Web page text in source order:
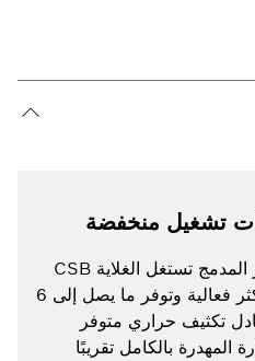
تشغيل منخفضة
بفضل السخان الأولي الموفر المدمج تستغل الغلاية CSB
الطاقة المستخدمة بصورة أكثر فعالية وتوفر ما يصل إلى 6
تكثيف حراري متوفر
المهدرة بالكامل تقريبًا